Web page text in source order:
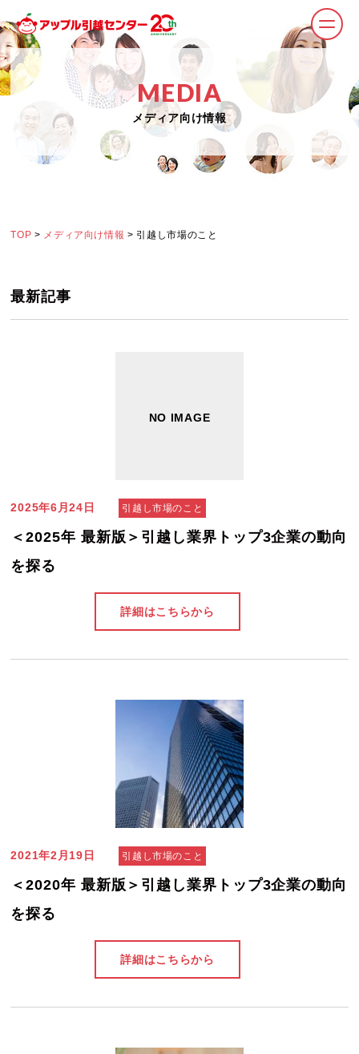
MEDIA
メディア向け情報
TOP > メディア向け情報 > 引越し市場のこと
最新記事
2025年6月24日 引越し市場のこと
＜2025年 最新版＞引越し業界トップ3企業の動向
を探る
詳細はこちらから
2021年2月19日 引越し市場のこと
＜2020年 最新版＞引越し業界トップ3企業の動向
を探る
詳細はこちらから